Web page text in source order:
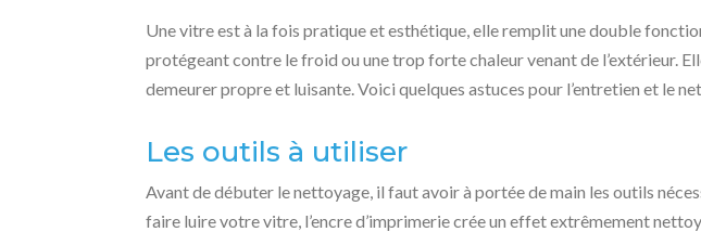
Une vitre est à la fois pratique et esthétique, elle remplit une double
protégeant contre le froid ou une trop forte chaleur venant de l’extérieur.
demeurer propre et luisante. Voici quelques astuces pour l’entretien et le
Les outils à utiliser
Avant de débuter le nettoyage, il faut avoir à portée de main les outils
faire luire votre vitre, l’encre d’imprimerie crée un effet extrêmement